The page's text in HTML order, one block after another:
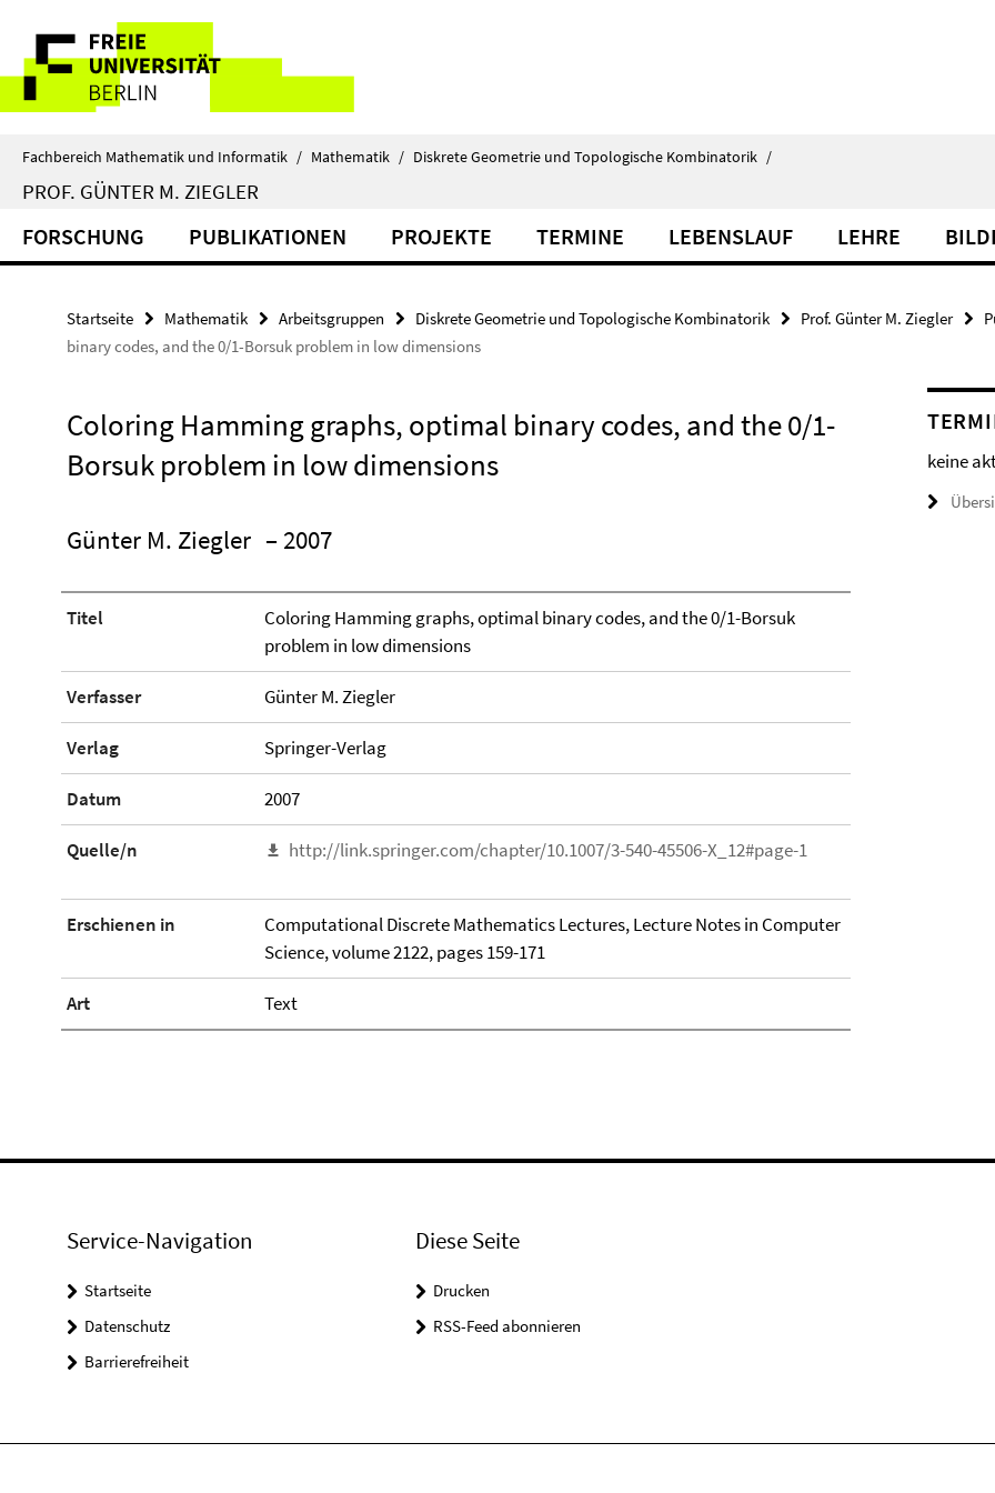
direkt
Inhalt
Service-
Navigation
Fachbereich Mathematik und Informatik / Mathematik / Diskrete Geometrie und Topologische Kombinatorik /
PROF. GÜNTER M. ZIEGLER
FORSCHUNG PUBLIKATIONEN PROJEKTE TERMINE LEBENSLAUF LEHRE
Startseite Mathematik Arbeitsgruppen Diskrete Geometrie und Topologische Kombinatorik Prof. Günter M. Ziegler
binary codes, and the 0/1-Borsuk problem in low dimensions
Coloring Hamming graphs, optimal binary codes, and the 0/1-
Borsuk problem in low dimensions
Günter M. Ziegler – 2007
Titel
Coloring Hamming graphs, optimal binary codes, and the 0/1-Borsuk
problem in low dimensions
Verfasser Günter M. Ziegler
Verlag Springer-Verlag
Datum 2007
Quelle/n http://link.springer.com/chapter/10.1007/3-540-45506-X_12#page-1
Erschienen in
Computational Discrete Mathematics Lectures, Lecture Notes in Computer
Science, volume 2122, pages 159-171
Art Text
keine
Service-Navigation
Startseite
Datenschutz
Barrierefreiheit
Diese Seite
Drucken
RSS-Feed abonnieren